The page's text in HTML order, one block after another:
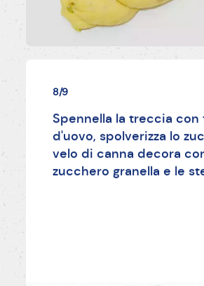
8/9
Spennella la treccia con
d'uovo, spolverizza lo
velo di canna decora
zucchero granella e le